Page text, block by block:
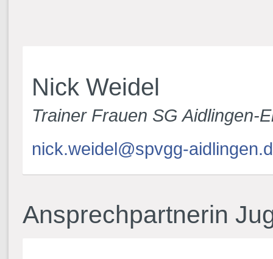
Nick Weidel
Trainer Frauen SG Aidlingen-
nick.weidel@spvgg-
Ansprechpartnerin